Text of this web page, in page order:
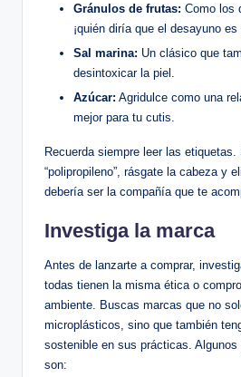
Gránulos de frutas: Como los
¡quién diría que el desayuno
Sal marina: Un clásico que
desintoxicar la piel.
Azúcar: Agridulce como una
mejor para tu cutis.
Recuerda siempre leer las etiquetas.
“polipropileno”, rásgate la cabeza y
debería ser la compañía que te
Investiga la marca
Antes de lanzarte a comprar,
todas tienen la misma ética o
ambiente. Buscas marcas que no
microplásticos, sino que también
sostenible en sus prácticas.
son: